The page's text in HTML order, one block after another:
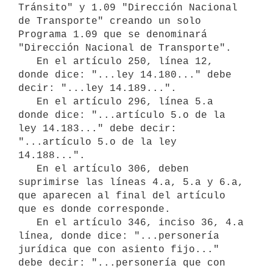
Tránsito" y 1.09 "Dirección Nacional
de Transporte" creando un solo
Programa 1.09 que se denominará
"Dirección Nacional de Transporte".
donde dice: "...ley 14.180..." debe
decir: "...ley 14.189...".
donde dice: "...artículo 5.o de la
ley 14.183..." debe decir:
"...artículo 5.o de la ley
14.188...".
suprimirse las líneas 4.a, 5.a y 6.a,
que aparecen al final del artículo
que es donde corresponde.
línea, donde dice: "...personería
jurídica que con asiento fijo..."
debe decir: "...personería que con